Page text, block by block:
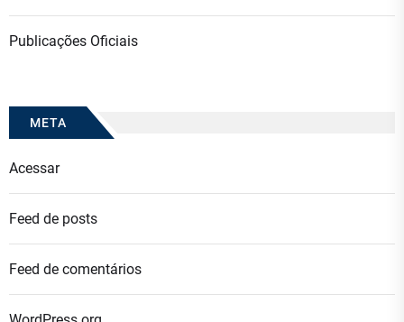
Publicações Oficiais
META
Acessar
Feed de posts
Feed de comentários